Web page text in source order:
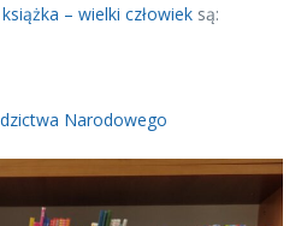
książka – wielki człowiek są:
Narodowego